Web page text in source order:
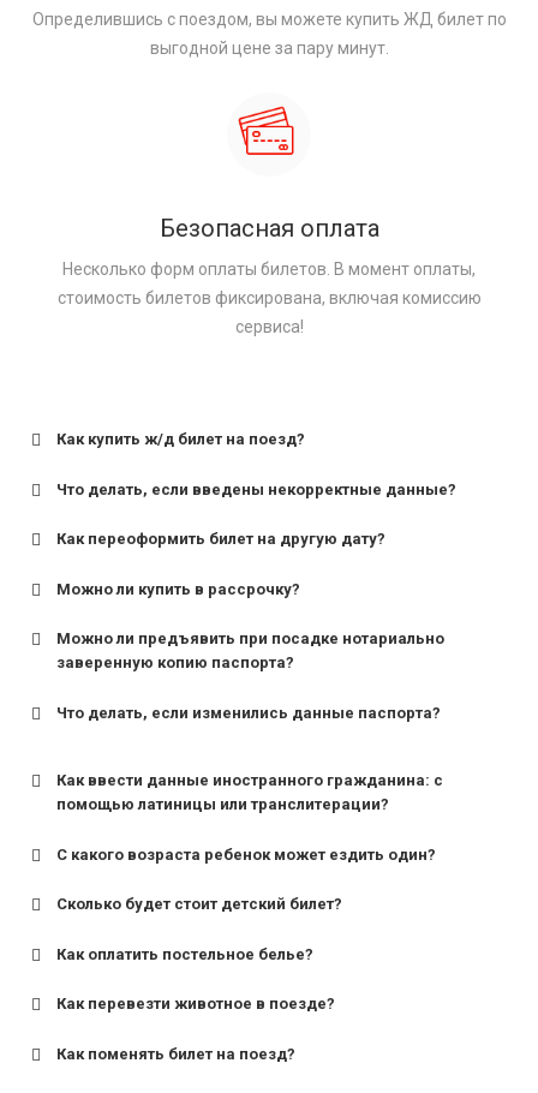
Определившись с поездом, вы можете купить ЖД билет по
выгодной цене за пару минут.
Безопасная оплата
Несколько форм оплаты билетов. В момент оплаты,
стоимость билетов фиксирована, включая комиссию
сервиса!
Как купить ж/д билет на поезд?
Что делать, если введены некорректные данные?
Как переоформить билет на другую дату?
Можно ли купить в рассрочку?
Можно ли предъявить при посадке нотариально
заверенную копию паспорта?
Что делать, если изменились данные паспорта?
Как ввести данные иностранного гражданина: с
помощью латиницы или транслитерации?
С какого возраста ребенок может ездить один?
для поездов дальнего следования — от 10 лет и
для пригородных поездов — от 7 лет.
Сколько будет стоит детский билет?
Как оплатить постельное белье?
Как перевезти животное в поезде?
Как поменять билет на поезд?